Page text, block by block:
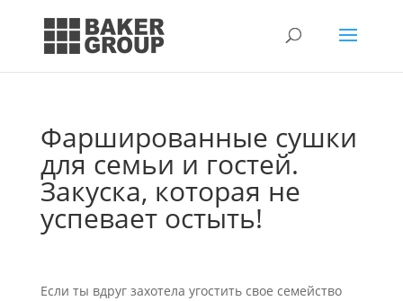
Фаршированные сушки
для семьи и гостей.
Закуска, которая не
успевает остыть!
Если ты вдруг захотела угостить свое семейство